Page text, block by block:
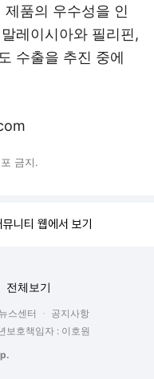
제품의 우수성을 인
레이시아와 필리핀,
수출을 추진 중에
금지.
니티 웹에서 보기
전체보기
스센터
공지사항
보호책임자 : 이호원